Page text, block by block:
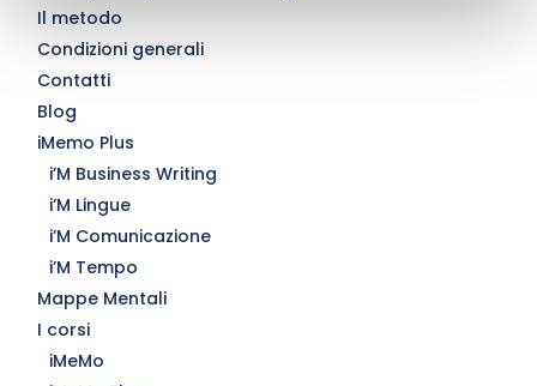
Il metodo
Condizioni generali
Contatti
Blog
iMemo Plus
i’M Business Writing
i’M Lingue
i’M Comunicazione
i’M Tempo
Mappe Mentali
I corsi
iMeMo